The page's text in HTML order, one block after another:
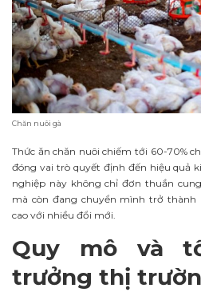
Chăn nuôi gà
Thức ăn chăn nuôi chiếm tới 60-70%
đóng vai trò quyết định đến hiệu quả
nghiệp này không chỉ đơn thuần
mà còn đang chuyển mình trở thành
cao với nhiều đổi mới.
Quy mô và
trưởng thị